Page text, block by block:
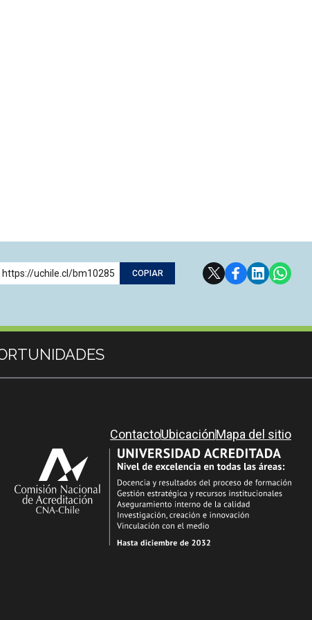
https://uchile.cl/bm10285 COPIAR
ContactoUbicaciónMapa del sitio